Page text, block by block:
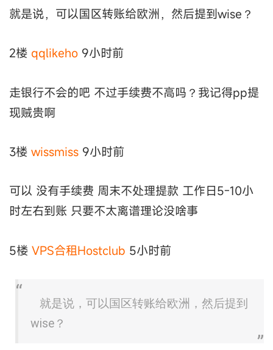
就是说，可以国区转账给欧洲，然后提到wise？
2楼 qqlikeho 9小时前
走银行不会的吧 不过手续费不高吗？我记得pp提
现贼贵啊
3楼 wissmiss 9小时前
可以 没有手续费 周末不处理提款 工作日5-10小
时左右到账 只要不太离谱理论没啥事
5楼 VPS合租Hostclub 5小时前
就是说，可以国区转账给欧洲，然后提到
wise？